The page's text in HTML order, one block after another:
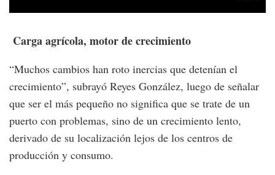
Carga agrícola, motor de crecimiento
“Muchos cambios han roto inercias que detenían el
crecimiento”, subrayó Reyes González, luego de señalar
que ser el más pequeño no significa que se trate de un
puerto con problemas, sino de un crecimiento lento,
derivado de su localización lejos de los centros de
producción y consumo.